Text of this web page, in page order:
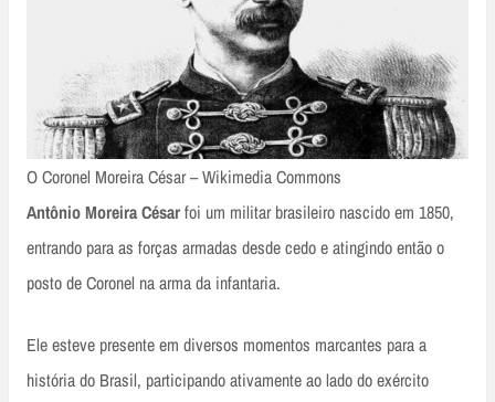
O Coronel Moreira César – Wikimedia Commons
Antônio Moreira Césarfoi um militar brasileiro nascido em 1850,
entrando para as forças armadas desde cedo e atingindo então o
posto de Coronel na arma da infantaria.
Ele esteve presente em diversos momentos marcantes para a
história do Brasil, participando ativamente ao lado do exército